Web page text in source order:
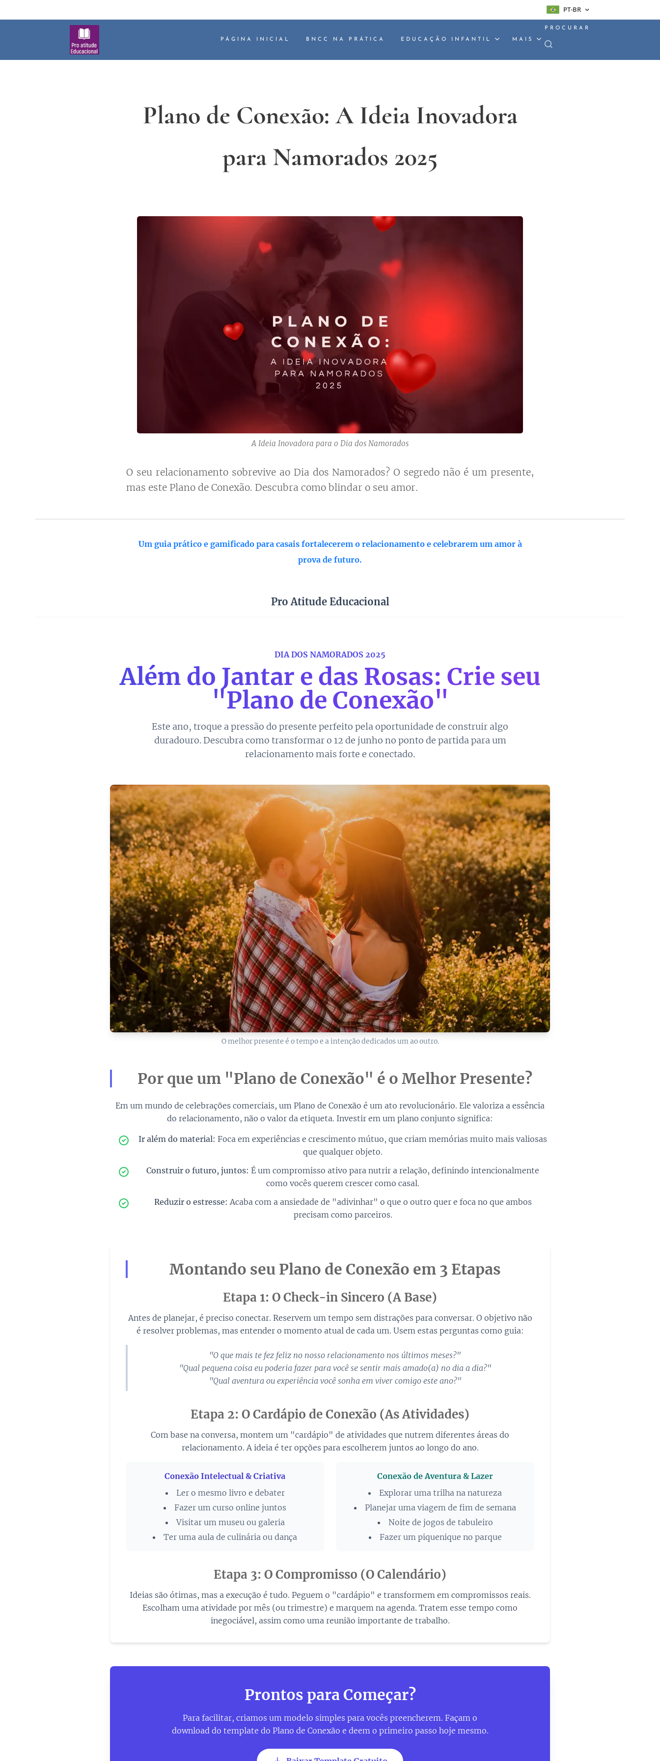
PT-BR
PÁGINA INICIAL BNCC NA PRÁTICA EDUCAÇÃO INFANTIL MAIS
PROCURAR
Plano de Conexão: A Ideia Inovadora
para Namorados 2025
A Ideia Inovadora para o Dia dos Namorados
O seu relacionamento sobrevive ao Dia dos Namorados? O segredo não é um presente,
mas este Plano de Conexão. Descubra como blindar o seu amor.
Um guia prático e gamificado para casais fortalecerem o relacionamento e celebrarem um amor à
prova de futuro.
Pro Atitude Educacional
DIA DOS NAMORADOS 2025
Além do Jantar e das Rosas: Crie seu
"Plano de Conexão"
Este ano, troque a pressão do presente perfeito pela oportunidade de construir algo
duradouro. Descubra como transformar o 12 de junho no ponto de partida para um
relacionamento mais forte e conectado.
O melhor presente é o tempo e a intenção dedicados um ao outro.
Por que um "Plano de Conexão" é o Melhor Presente?
Em um mundo de celebrações comerciais, um Plano de Conexão é um ato revolucionário. Ele valoriza a essência
do relacionamento, não o valor da etiqueta. Investir em um plano conjunto significa:
Ir além do material: Foca em experiências e crescimento mútuo, que criam memórias muito mais valiosas
que qualquer objeto.
Construir o futuro, juntos: É um compromisso ativo para nutrir a relação, definindo intencionalmente
como vocês querem crescer como casal.
Reduzir o estresse: Acaba com a ansiedade de "adivinhar" o que o outro quer e foca no que ambos
precisam como parceiros.
Montando seu Plano de Conexão em 3 Etapas
Etapa 1: O Check-in Sincero (A Base)
Antes de planejar, é preciso conectar. Reservem um tempo sem distrações para conversar. O objetivo não
é resolver problemas, mas entender o momento atual de cada um. Usem estas perguntas como guia:
"O que mais te fez feliz no nosso relacionamento nos últimos meses?"
"Qual pequena coisa eu poderia fazer para você se sentir mais amado(a) no dia a dia?"
"Qual aventura ou experiência você sonha em viver comigo este ano?"
Etapa 2: O Cardápio de Conexão (As Atividades)
Com base na conversa, montem um "cardápio" de atividades que nutrem diferentes áreas do
relacionamento. A ideia é ter opções para escolherem juntos ao longo do ano.
Conexão Intelectual & Criativa
Ler o mesmo livro e debater
Fazer um curso online juntos
Visitar um museu ou galeria
Ter uma aula de culinária ou dança
Conexão de Aventura & Lazer
Explorar uma trilha na natureza
Planejar uma viagem de fim de semana
Noite de jogos de tabuleiro
Fazer um piquenique no parque
Etapa 3: O Compromisso (O Calendário)
Ideias são ótimas, mas a execução é tudo. Peguem o "cardápio" e transformem em compromissos reais.
Escolham uma atividade por mês (ou trimestre) e marquem na agenda. Tratem esse tempo como
inegociável, assim como uma reunião importante de trabalho.
Prontos para Começar?
Para facilitar, criamos um modelo simples para vocês preencherem. Façam o
download do template do Plano de Conexão e deem o primeiro passo hoje mesmo.